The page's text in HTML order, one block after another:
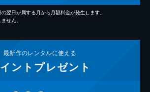
翌日が属する月から月額料金が発生します。
せん。
最新作のレンタルに使える
ント プレゼント